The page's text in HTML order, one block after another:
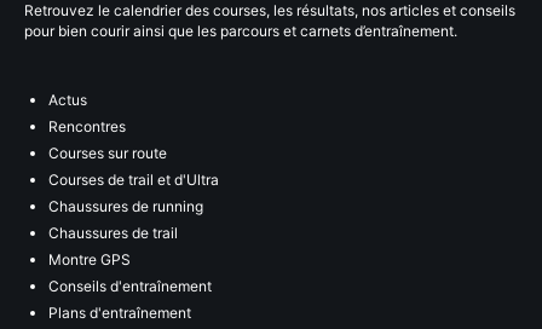
Retrouvez le calendrier des courses, les résultats, nos articles et conseils
pour bien courir ainsi que les parcours et carnets d’entraînement.
Actus
Rencontres
Courses sur route
Courses de trail et d'Ultra
Chaussures de running
Chaussures de trail
Montre GPS
Conseils d'entraînement
Plans d'entraînement